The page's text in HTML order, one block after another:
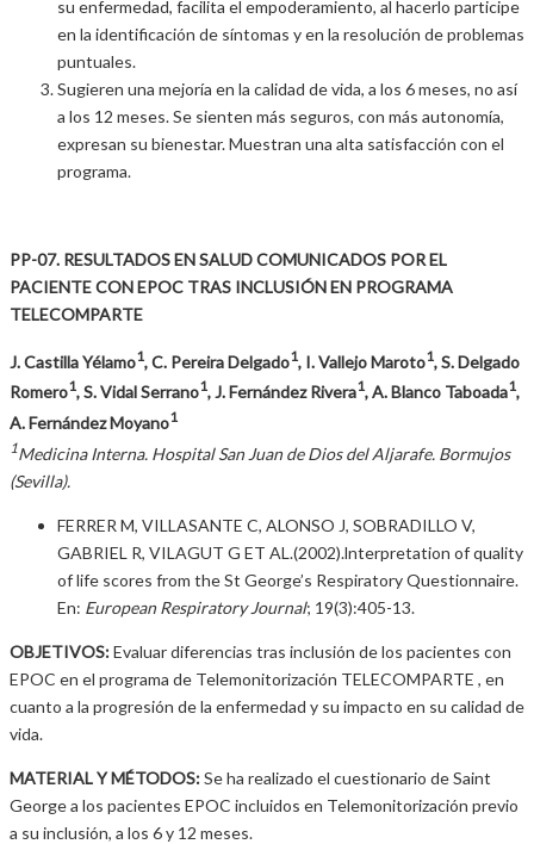
su enfermedad, facilita el empoderamiento, al hacerlo participe
en la identificación de síntomas y en la resolución de problemas
puntuales.
Sugieren una mejoría en la calidad de vida, a los 6 meses, no así
a los 12 meses. Se sienten más seguros, con más autonomía,
expresan su bienestar. Muestran una alta satisfacción con el
programa.
PP-07. RESULTADOS EN SALUD COMUNICADOS POR EL
PACIENTE CON EPOC TRAS INCLUSIÓN EN PROGRAMA
TELECOMPARTE
J. Castilla Yélamo1, C. Pereira Delgado1, I. Vallejo Maroto1, S. Delgado
Romero1, S. Vidal Serrano1, J. Fernández Rivera1, A. Blanco Taboada1,
A. Fernández Moyano1
1Medicina Interna. Hospital San Juan de Dios del Aljarafe. Bormujos
(Sevilla).
FERRER M, VILLASANTE C, ALONSO J, SOBRADILLO V,
GABRIEL R, VILAGUT G ET AL.(2002).lnterpretation of quality
of life scores from the St George’s Respiratory Questionnaire.
En: European Respiratory Journal; 19(3):405-13.
OBJETIVOS:Evaluar diferencias tras inclusión de los pacientes con
EPOC en el programa de Telemonitorización TELECOMPARTE , en
cuanto a la progresión de la enfermedad y su impacto en su calidad de
vida.
MATERIAL Y MÉTODOS:Se ha realizado el cuestionario de Saint
George a los pacientes EPOC incluidos en Telemonitorización previo
a su inclusión, a los 6 y 12 meses.